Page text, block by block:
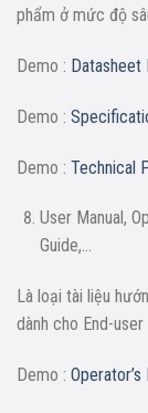
phẩm ở mức độ
Demo : Datasheet
Demo :
Demo : Technical
User Manual,
Guide,…
Là loại tài liệu
dành cho End-
Demo :